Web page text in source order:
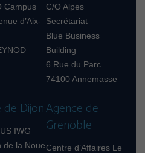
Campus
d’Aix-
C/O Alpes
Secrétariat
Blue Business
Building
6 Rue du Parc
74100 Annemasse
Dijon
IWG
de la Noue
Agence de
Grenoble
Centre d’Affaires Le